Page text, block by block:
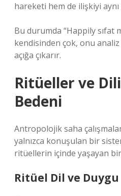
hareketi hem de ilişkiyi
Bu durumda “Happily sıfat
kendisinden çok, onu analiz
açığa çıkarır.
Ritüeller ve
Bedeni
Antropolojik saha
yalnızca konuşulan bir
ritüellerin içinde yaşayan
Ritüel Dil ve